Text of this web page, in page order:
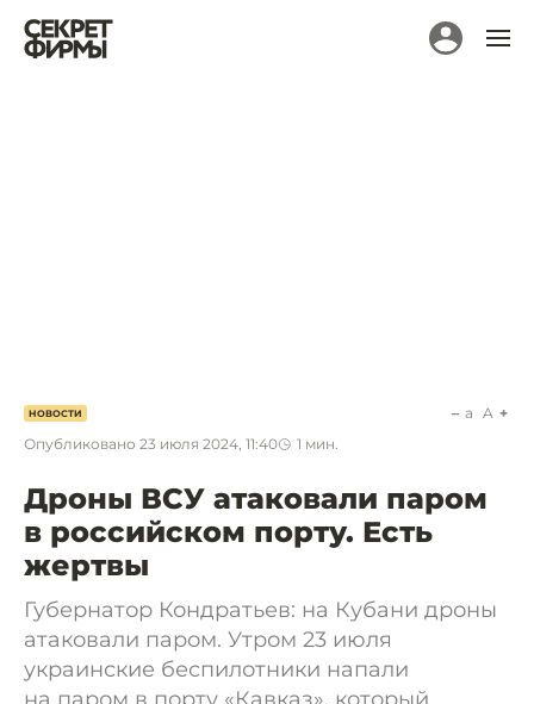
НОВОСТИ
Опубликовано 23 июля 2024, 11:40 1 мин.
a A
Дроны ВСУ атаковали паром
в российском порту. Есть
жертвы
Губернатор Кондратьев: на Кубани дроны
атаковали паром. Утром 23 июля
украинские беспилотники напали